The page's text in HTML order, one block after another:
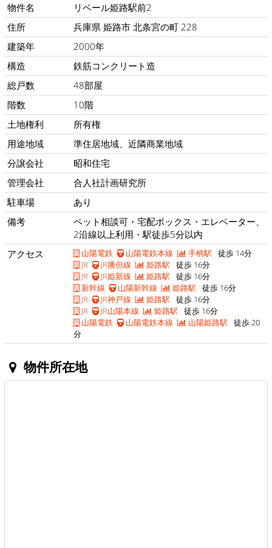
物件名
リベール姫路駅前2
住所
兵庫県 姫路市 北条宮の町 228
建築年
2000年
構造
鉄筋コンクリート造
総戸数
48部屋
階数
10階
土地権利
所有権
用途地域
準住居地域、近隣商業地域
分譲会社
昭和住宅
管理会社
合人社計画研究所
駐車場
あり
備考
ペット相談可・宅配ボックス・エレベーター、
2沿線以上利用・駅徒歩5分以内
アクセス
山陽電鉄 山陽電鉄本線 手柄駅 徒歩 14分
JR
JR播但線 姫路駅 徒歩 16分
JR
JR姫新線 姫路駅 徒歩 16分
新幹線
山陽新幹線 姫路駅 徒歩 16分
JR
JR神戸線 姫路駅 徒歩 16分
JR
JR山陽本線 姫路駅 徒歩 16分
山陽電鉄
山陽電鉄本線 山陽姫路駅 徒歩 20
分
物件所在地